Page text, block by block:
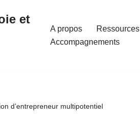
et
A propos Ressources
Accompagnements
d’entrepreneur multipotentiel